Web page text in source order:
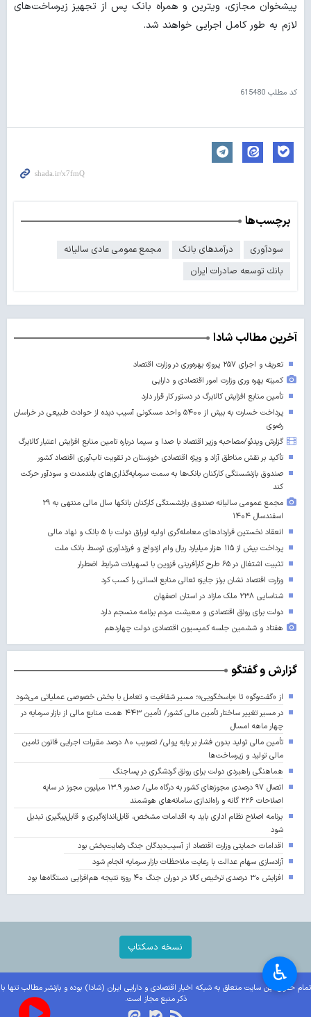
پیشخوان مجازی، ویترین و همراه بانک پس از تجهیز زیرساخت‌های
لازم به طور کامل اجرایی خواهند شد.
کد مطلب 615480
برچسب‌ها
سودآوری درآمدهای بانک
مجمع عمومی عادی سالیانه
بانك توسعه صادرات ایران
آخرین مطالب شادا
تعریف و اجرای ۲۵۷ پروژه بهره‌وری در وزارت اقتصاد
کمیته بهره وری وزارت امور اقتصادی و دارایی
تأمین منابع افزایش کالابرگ در دستور کار قرار دارد
پرداخت خسارت به بیش از ۵۴۰۰ واحد مسکونی آسیب دیده از حوادث طبیعی در خراسان
رضوی
گزارش ویدئو/مصاحبه وزیر اقتصاد با صدا و سیما درباره تامین منابع افزایش اعتبار کالابرگ
تأکید بر نقش مناطق آزاد و ویژه اقتصادی خوزستان در تقویت تاب‌آوری اقتصاد کشور
صندوق بازنشستگی کارکنان بانک‌ها به سمت سرمایه‌گذاری‌های بلندمدت و سودآور حرکت
کند
مجمع عمومی سالیانه صندوق بازنشستگی کارکنان بانکها سال مالی منتهی به ۲۹
اسفندسال ۱۴۰۴
انعقاد نخستین قراردادهای معامله‌گری اولیه اوراق دولت با ۵ بانک و نهاد مالی
پرداخت بیش از ۱۱۵ هزار میلیارد ریال وام ازدواج و فرزندآوری توسط بانک ملت
تثبیت اشتغال در ۶۵ طرح کارآفرینی قزوین با تسهیلات شرایط اضطرار
وزارت اقتصاد نشان برنز جایزه تعالی منابع انسانی را کسب کرد
شناسایی ۲۳۸ ملک مازاد در استان اصفهان
دولت برای رونق اقتصادی و معیشت مردم برنامه منسجم دارد
هفتاد و ششمین جلسه کمیسیون اقتصادی دولت چهاردهم
گزارش و گفتگو
از «گفت‌وگو» تا «پاسخگویی»؛ مسیر شفافیت و تعامل با بخش خصوصی عملیاتی می‌شود
در مسیر تغییر ساختار تأمین مالی کشور/ تأمین ۴۴۳ همت منابع مالی از بازار سرمایه در
چهار ماهه امسال
تأمین مالی تولید بدون فشار بر پایه پولی/ تصویب ۸۰ درصد مقررات اجرایی قانون تامین
مالی تولید و زیرساخت‌ها
هماهنگی راهبردی دولت برای رونق گردشگری در پساجنگ
اتصال ۹۷ درصدی مجوزهای کشور به درگاه ملی/ صدور ۱۳.۹ میلیون مجوز در سایه
اصلاحات ۲۲۶ گانه و راه‌اندازی سامانه‌های هوشمند
برنامه اصلاح نظام اداری باید به اقدامات مشخص، قابل‌اندازه‌گیری و قابل‌پیگیری تبدیل
شود
اقدامات حمایتی وزارت اقتصاد از آسیب‌دیدگان جنگ رضایت‌بخش بود
آزادسازی سهام عدالت با رعایت ملاحظات بازار سرمایه انجام شود
افزایش ۳۰ درصدی ترخیص کالا در دوران جنگ ۴۰ روزه نتیجه هم‌افزایی دستگاه‌ها بود
نسخه دسکتاپ
تمام حقوق این سایت متعلق به شبکه اخبار اقتصادی و دارایی ایران (شادا) بوده و بازنشر مطالب تنها با
ذکر منبع مجاز است.
♿︎